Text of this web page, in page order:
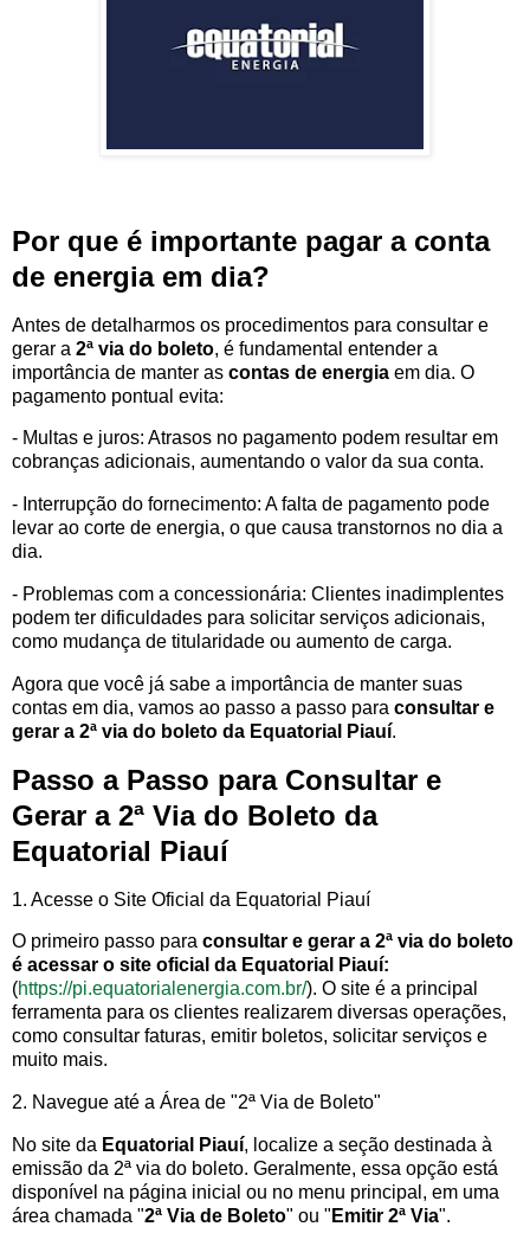
Por que é importante pagar a conta
de energia em dia?
Antes de detalharmos os procedimentos para consultar e
gerar a 2ª via do boleto, é fundamental entender a
importância de manter as contas de energia em dia. O
pagamento pontual evita:
- Multas e juros: Atrasos no pagamento podem resultar em
cobranças adicionais, aumentando o valor da sua conta.
- Interrupção do fornecimento: A falta de pagamento pode
levar ao corte de energia, o que causa transtornos no dia a
dia.
- Problemas com a concessionária: Clientes inadimplentes
podem ter dificuldades para solicitar serviços adicionais,
como mudança de titularidade ou aumento de carga.
Agora que você já sabe a importância de manter suas
contas em dia, vamos ao passo a passo para consultar e
gerar a 2ª via do boleto da Equatorial Piauí.
Passo a Passo para Consultar e
Gerar a 2ª Via do Boleto da
Equatorial Piauí
1. Acesse o Site Oficial da Equatorial Piauí
O primeiro passo para consultar e gerar a 2ª via do boleto
é acessar o site oficial da Equatorial Piauí:
(https://pi.equatorialenergia.com.br/). O site é a principal
ferramenta para os clientes realizarem diversas operações,
como consultar faturas, emitir boletos, solicitar serviços e
muito mais.
2. Navegue até a Área de "2ª Via de Boleto"
No site da Equatorial Piauí, localize a seção destinada à
emissão da 2ª via do boleto. Geralmente, essa opção está
disponível na página inicial ou no menu principal, em uma
área chamada "2ª Via de Boleto" ou " Emitir 2ª Via".